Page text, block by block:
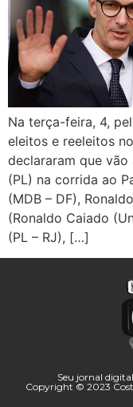
Na terça-feira, 4,
eleitos e reeleitos
declararam que
(PL) na corrida ao
(MDB – DF),
(Ronaldo Caiado
(PL – RJ), […]
Seu jornal
Copyright © 2023